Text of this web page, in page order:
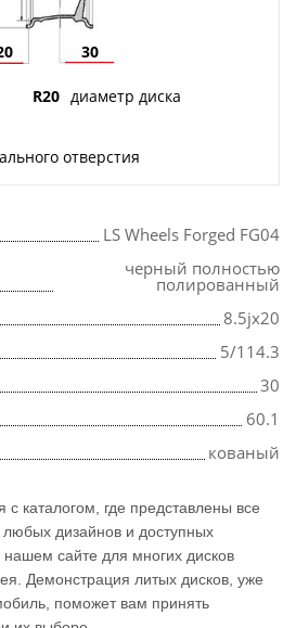
30
R20 диаметр диска
отверстия
LS Wheels Forged FG04
черный полностью
полированный
8.5jx20
5/114.3
30
60.1
кованый
каталогом, где представлены все
любых дизайнов и доступных
сайте для многих дисков
Демонстрация литых дисков, уже
поможет вам принять